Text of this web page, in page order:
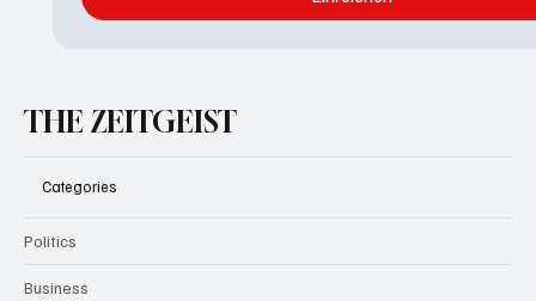
THE ZEITGEIST
Categories
Politics
Business